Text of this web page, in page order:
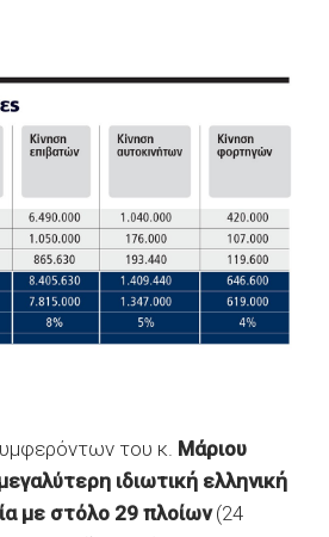
του κ. Μάριου
ιδιωτική ελληνική
με στόλο 29 πλοίων(24